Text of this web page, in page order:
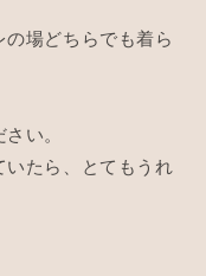
場どちらでも着ら
い。
たら、とてもうれ